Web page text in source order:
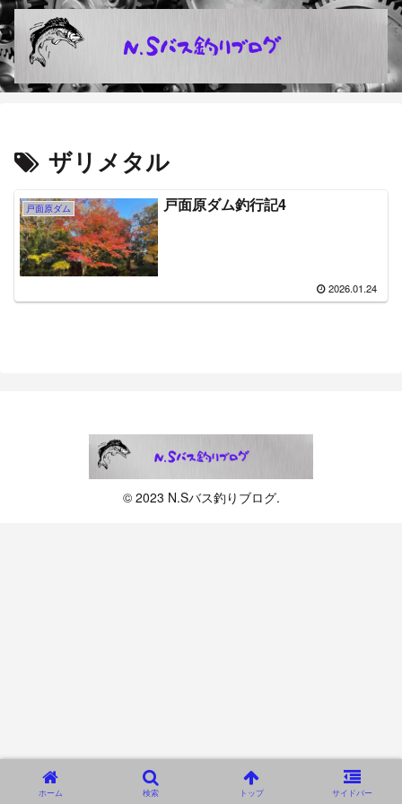
ザリメタル
戸面原ダム 戸面原ダム釣行記4
2026.01.24
© 2023 N.Sバス釣りブログ.
ホーム 検索 トップ サイドバー